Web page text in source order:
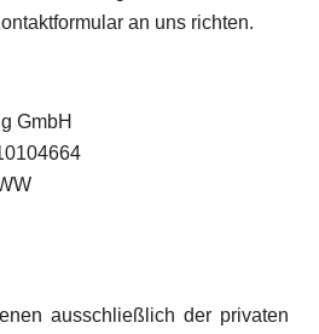
an uns richten.
GmbH
ausschließlich der privaten